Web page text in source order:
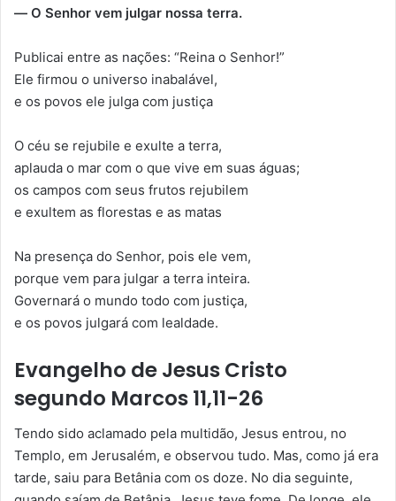
— O Senhor vem julgar nossa terra.
Publicai entre as nações: “Reina o Senhor!”
Ele firmou o universo inabalável,
e os povos ele julga com justiça
O céu se rejubile e exulte a terra,
aplauda o mar com o que vive em suas águas;
os campos com seus frutos rejubilem
e exultem as florestas e as matas
Na presença do Senhor, pois ele vem,
porque vem para julgar a terra inteira.
Governará o mundo todo com justiça,
e os povos julgará com lealdade.
Evangelho de Jesus Cristo
segundo Marcos 11,11-26
Tendo sido aclamado pela multidão, Jesus entrou, no
Templo, em Jerusalém, e observou tudo. Mas, como já era
tarde, saiu para Betânia com os doze. No dia seguinte,